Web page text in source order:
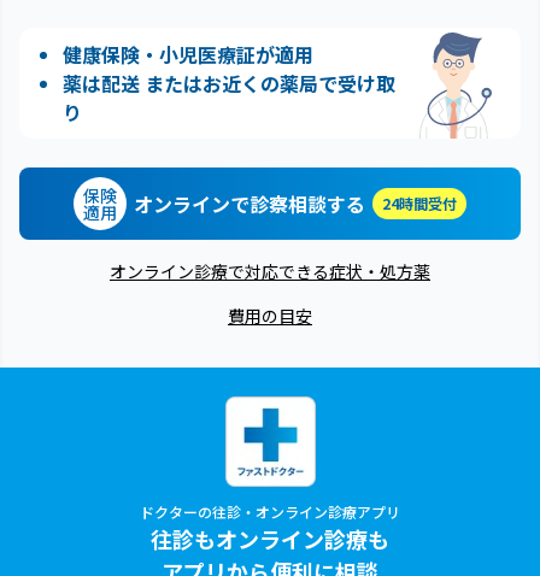
健康保険・小児医療証が適用
薬は配送 またはお近くの薬局で受け取
り
保険
適用 オンラインで診察相談する 24時間受付
オンライン診療で対応できる症状・処方薬
費用の目安
ドクターの往診・オンライン診療アプリ
往診もオンライン診療も